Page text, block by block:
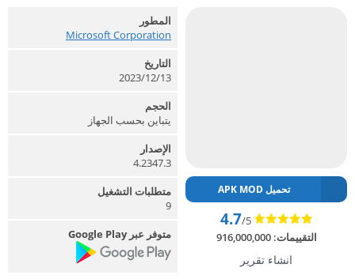
تحميل APK MOD
4.7/5
التقييمات:916,000,000
انشاء تقرير
المطور
Microsoft Corporation‏
التاريخ
2023/12/13
الحجم
يتباين بحسب الجهاز
الإصدار
4.2347.3
متطلبات التشغيل
9
متوفر عبر Google Play